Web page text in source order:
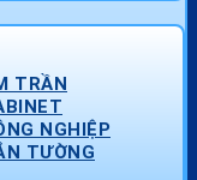
TRẦN
NGHIỆP
TƯỜNG